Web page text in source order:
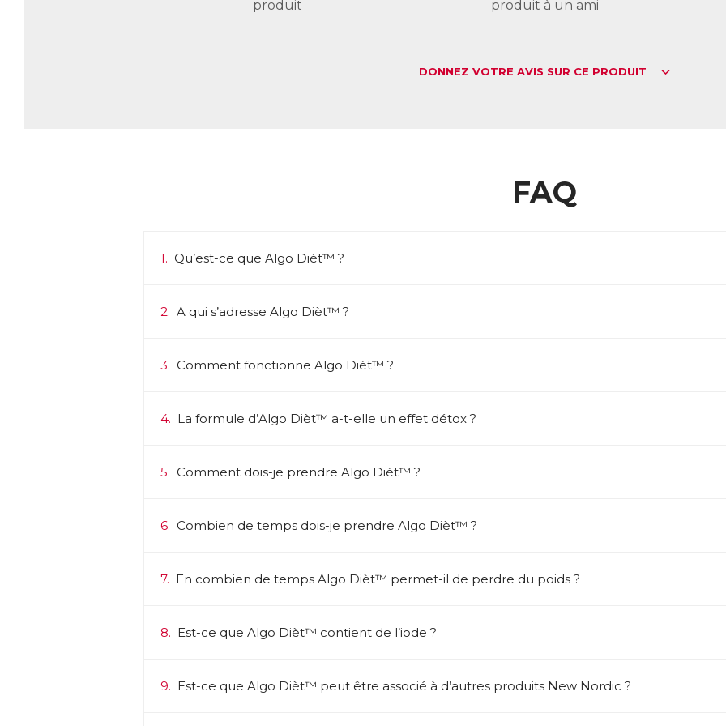
produit
produit à un ami
DONNEZ VOTRE AVIS SUR CE PRODUIT
FAQ
1. Qu’est-ce que Algo Dièt™ ?
2. A qui s’adresse Algo Dièt™ ?
3. Comment fonctionne Algo Dièt™ ?
4. La formule d’Algo Dièt™ a-t-elle un effet détox ?
5. Comment dois-je prendre Algo Dièt™ ?
6. Combien de temps dois-je prendre Algo Dièt™ ?
7. En combien de temps Algo Dièt™ permet-il de perdre du poids ?
8. Est-ce que Algo Dièt™ contient de l’iode ?
9. Est-ce que Algo Dièt™ peut être associé à d’autres produits New Nordic ?